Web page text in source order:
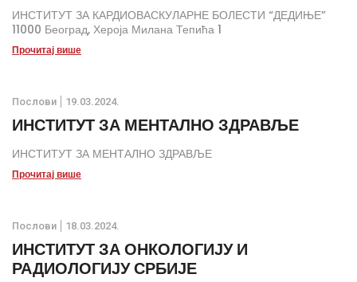
ИНСТИТУТ ЗА КАРДИОВАСКУЛАРНЕ БОЛЕСТИ “ДЕДИЊЕ”
11000 Београд, Хероја Милана Тепића 1
Прочитај више
Послови 19.03.2024.
ИНСТИТУТ ЗА МЕНТАЛНО ЗДРАВЉЕ
ИНСТИТУТ ЗА МЕНТАЛНО ЗДРАВЉЕ
Прочитај више
Послови 18.03.2024.
ИНСТИТУТ ЗА ОНКОЛОГИЈУ И
РАДИОЛОГИЈУ СРБИЈЕ